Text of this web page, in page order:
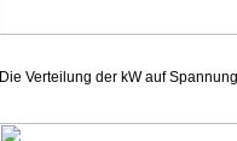
Die Verteilung der kW auf